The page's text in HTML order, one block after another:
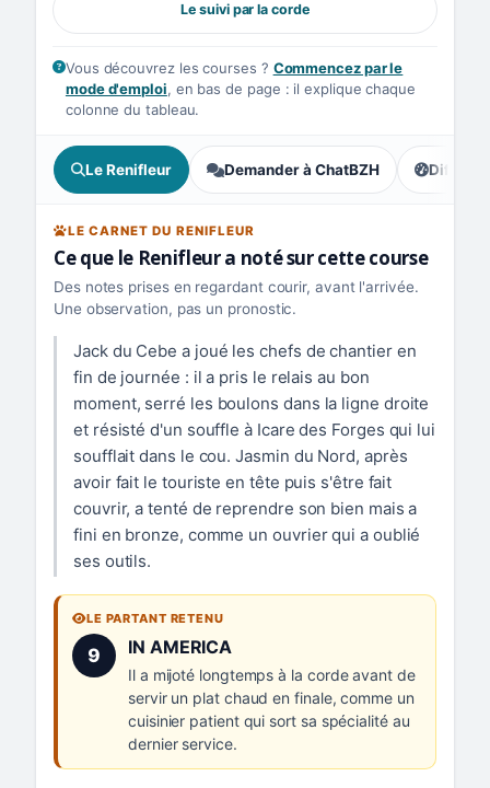
Le suivi par la corde
Vous découvrez les courses ? Commencez par le
mode d'emploi, en bas de page : il explique chaque
colonne du tableau.
Le Renifleur Demander à ChatBZH ,
LE CARNET DU RENIFLEUR
Ce que le Renifleur a noté sur cette course
Des notes prises en regardant courir, avant l'arrivée.
Une observation, pas un pronostic.
Jack du Cebe a joué les chefs de chantier en
fin de journée : il a pris le relais au bon
moment, serré les boulons dans la ligne droite
et résisté d'un souffle à Icare des Forges qui lui
soufflait dans le cou. Jasmin du Nord, après
avoir fait le touriste en tête puis s'être fait
couvrir, a tenté de reprendre son bien mais a
fini en bronze, comme un ouvrier qui a oublié
ses outils.
LE PARTANT RETENU
9 Numéro 9 :
IN AMERICA
Il a mijoté longtemps à la corde avant de
servir un plat chaud en finale, comme un
cuisinier patient qui sort sa spécialité au
dernier service.